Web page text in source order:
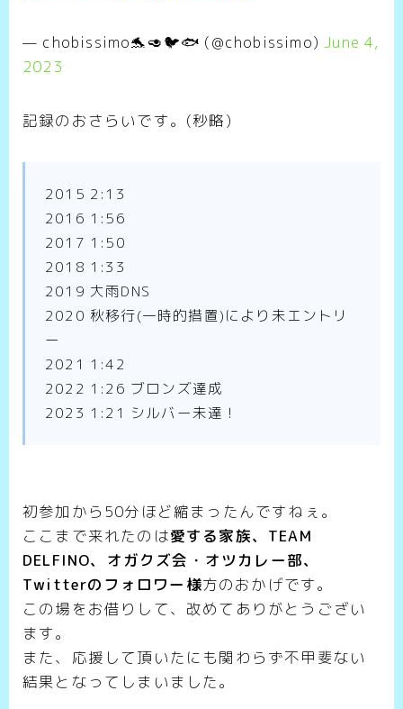
— chobissimo🐬🥑🐦🐟 (@chobissimo)June 4,
2023
記録のおさらいです。(秒略)
2015 2:13
2016 1:56
2017 1:50
2018 1:33
2019 大雨DNS
2020 秋移行(一時的措置)により未エントリ
ー
2021 1:42
2022 1:26 ブロンズ達成
2023 1:21 シルバー未達！
初参加から50分ほど縮まったんですねぇ。
ここまで来れたのは愛する家族、TEAM
DELFINO、オガクズ会・オツカレー部、
Twitterのフォロワー様方のおかげです。
この場をお借りして、改めてありがとうござい
ます。
また、応援して頂いたにも関わらず不甲斐ない
結果となってしまいました。